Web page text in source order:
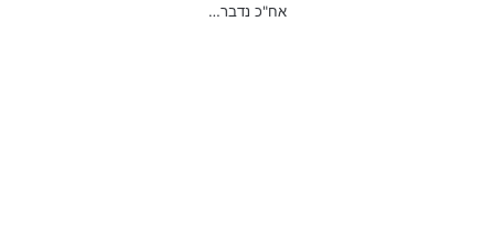
אח"כ נדבר…